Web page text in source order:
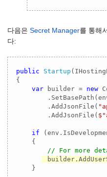
다음은 Secret Manager를 통해
다:
public Startup (
{
var builder = new
        .AddJsonFile(
        .AddJsonFile(
if
    {
// For more
    }